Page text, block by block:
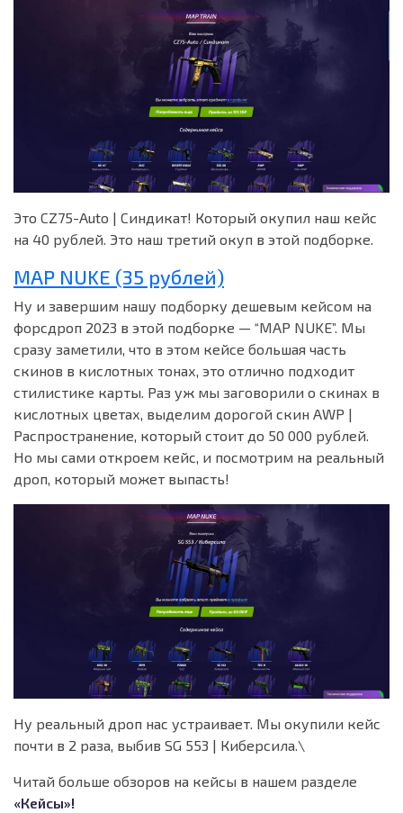
Это CZ75-Auto | Синдикат! Который окупил наш кейс
на 40 рублей. Это наш третий окуп в этой подборке.
MAP NUKE (35 рублей)
Ну и завершим нашу подборку дешевым кейсом на
форсдроп 2023 в этой подборке — “MAP NUKE”. Мы
сразу заметили, что в этом кейсе большая часть
скинов в кислотных тонах, это отлично подходит
стилистике карты. Раз уж мы заговорили о скинах в
кислотных цветах, выделим дорогой скин AWP |
Распространение, который стоит до 50 000 рублей.
Но мы сами откроем кейс, и посмотрим на реальный
дроп, который может выпасть!
Ну реальный дроп нас устраивает. Мы окупили кейс
почти в 2 раза, выбив SG 553 | Киберсила.\
Читай больше обзоров на кейсы в нашем разделе
«Кейсы»!